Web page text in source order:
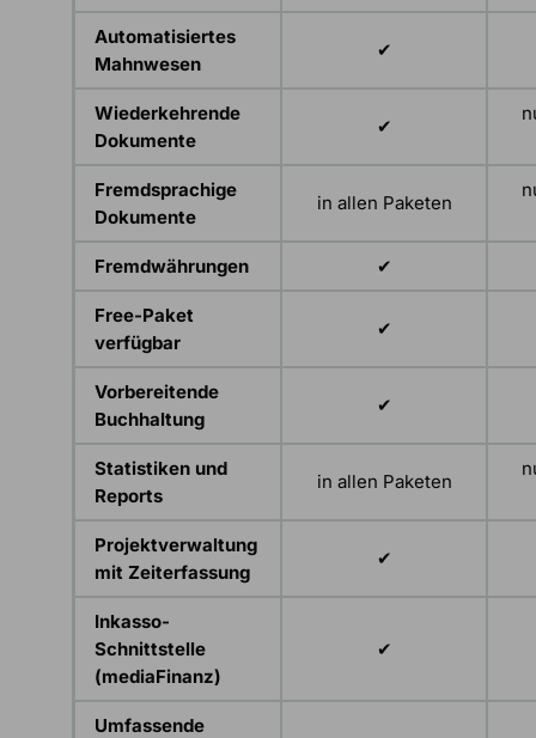
Automatisiertes
Mahnwesen
✔
Wiederkehrende
Dokumente
✔
Fremdsprachige
Dokumente
in allen Paketen
Fremdwährungen ✔
Free-Paket
verfügbar
✔
Vorbereitende
Buchhaltung
✔
Statistiken und
Reports
in allen Paketen
Projektverwaltung
mit Zeiterfassung
✔
Inkasso-
Schnittstelle
(mediaFinanz)
✔
Umfassende